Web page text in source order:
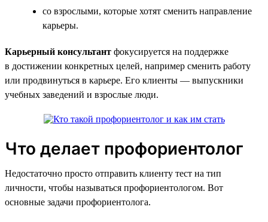
со взрослыми, которые хотят сменить направление
карьеры.
Карьерный консультант фокусируется на поддержке
в достижении конкретных целей, например сменить работу
или продвинуться в карьере. Его клиенты — выпускники
учебных заведений и взрослые люди.
Что делает профориентолог
Недостаточно просто отправить клиенту тест на тип
личности, чтобы называться профориентологом. Вот
основные задачи профориентолога.